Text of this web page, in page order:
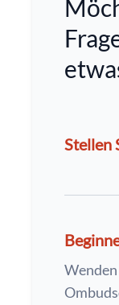
Stellen
Wenden